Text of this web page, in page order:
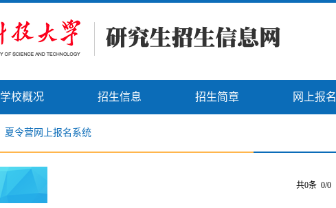
学校概况 招生信息 招生简章 网上报名
夏令营网上报名系统
共0条 0/0